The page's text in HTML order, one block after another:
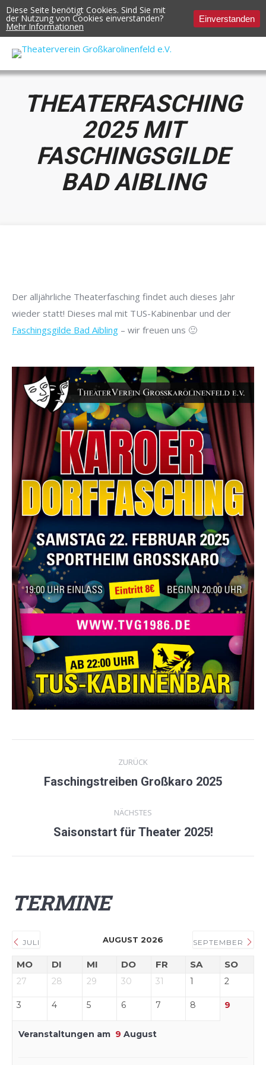
THEATERFASCHING
2025 MIT
FASCHINGSGILDE
BAD AIBLING
Der alljährliche Theaterfasching findet auch dieses Jahr
wieder statt! Dieses mal mit TUS-Kabinenbar und der
Faschingsgilde Bad Aibling – wir freuen uns 🙂
Kommentarnavigation
ZURÜCK
Vorheriger
Faschingstreiben Großkaro 2025
NÄCHSTES
Nächster
Saisonstart für Theater 2025!
TERMINE
JULI AUGUST 2026 SEPTEMBER
MO DI MI DO FR SA SO
27 28 29 30 31 1 2
3 4 5 6 7 8 9
Veranstaltungen am 9 August
Diese Seite benötigt Cookies. Sind Sie mit
der Nutzung von Cookies einverstanden?
Mehr Informationen
Einverstanden